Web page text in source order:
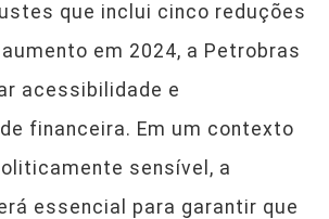
que inclui cinco reduções
em 2024, a Petrobras
acessibilidade e
financeira. Em um contexto
sensível, a
essencial para garantir que